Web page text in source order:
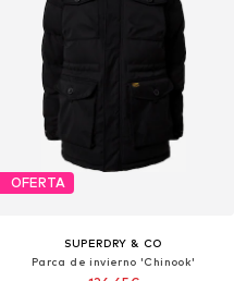
OFERTA
SUPERDRY & CO
Parca de invierno 'Chinook'